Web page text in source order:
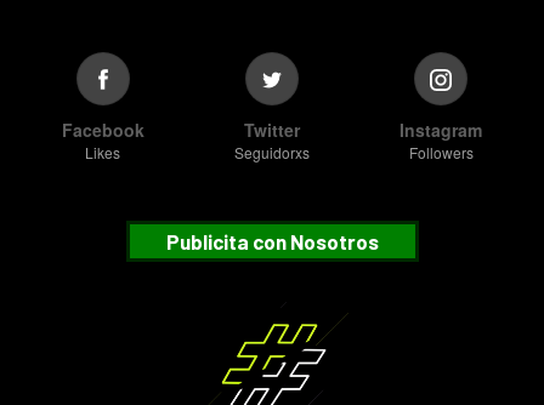
Facebook
Likes
Twitter
Seguidorxs
Instagram
Followers
Publicita con Nosotros